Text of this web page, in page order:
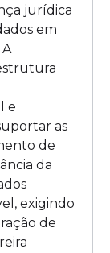
jurídica
em
e
as
de
da
exigindo
de